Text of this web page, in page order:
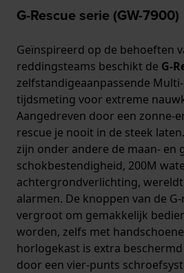
G-Rescue serie (GW-7900)
Geïnspireerd op de behoeften
reddingsteams beschikt de G-
zelfstandigeaanpassende
tijdsmeting voor extreme
Aangedreven door een zonne-
rescue je nooit in de steek
zijn onder andere de maan- en
schokbestendigheid, 200M
achtergrondverlichting,
alarmen. De knoppen van de
vergroot om gemakkelijk
worden, zelfs met
horlogekast is extra
door een vier-punts